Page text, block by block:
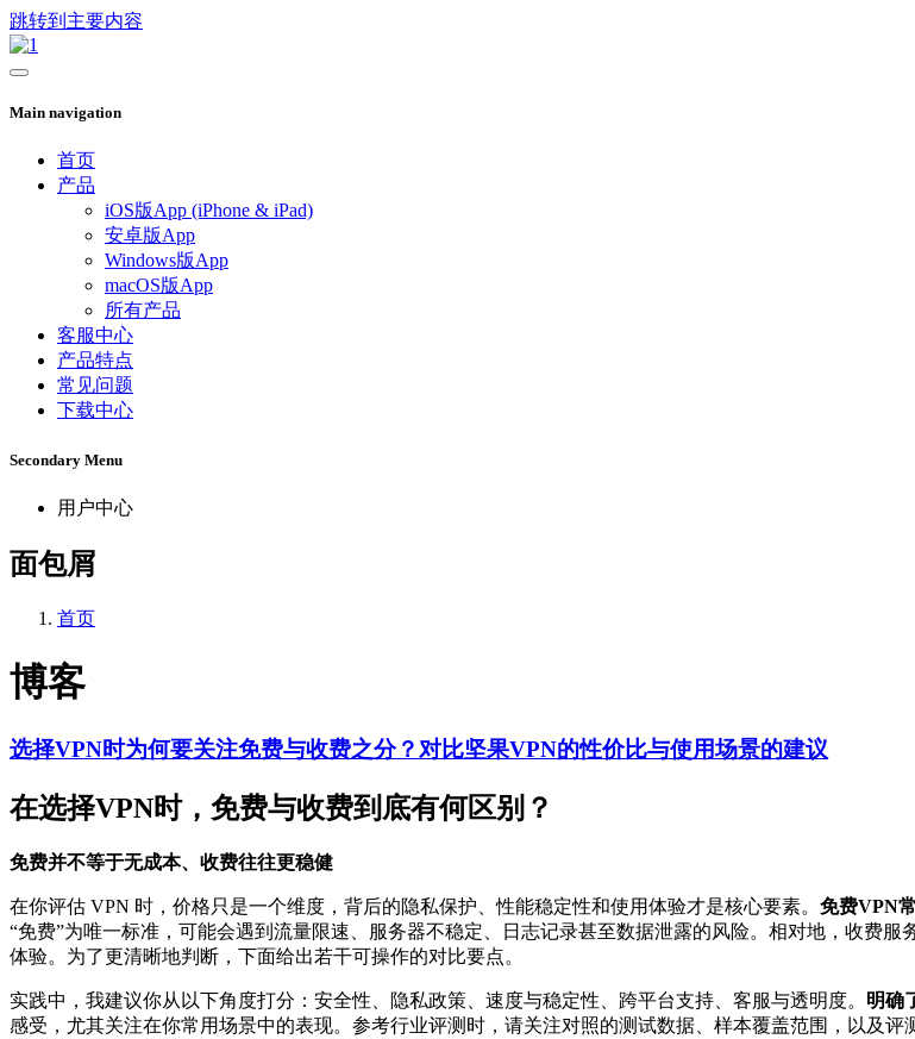
跳转到主要内容
Main navigation
首页
产品
iOS版App (iPhone & iPad)
安卓版App
Windows版App
macOS版App
所有产品
客服中心
产品特点
常见问题
下载中心
Secondary Menu
用户中心
面包屑
首页
博客
选择VPN时为何要关注免费与收费之分？对比坚果VPN的性价比与使用场景的建议
在选择VPN时，免费与收费到底有何区别？
免费并不等于无成本、收费往往更稳健
在你评估 VPN 时，价格只是一个维度，背后的隐私保护、性能稳定性和使用体验才是核心要素。 免费VPN
“免费”为唯一标准，可能会遇到流量限速、服务器不稳定、日志记录甚至数据泄露的风险。相对地，收费
体验。为了更清晰地判断，下面给出若干可操作的对比要点。
实践中，我建议你从以下角度打分：安全性、隐私政策、速度与稳定性、跨平台支持、客服与透明度。 明确
感受，尤其关注在你常用场景中的表现。参考行业评测时，请关注对照的测试数据、样本覆盖范围，以及